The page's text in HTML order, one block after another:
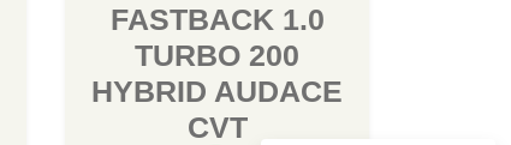
FASTBACK 1.0
TURBO 200
HYBRID AUDACE
CVT